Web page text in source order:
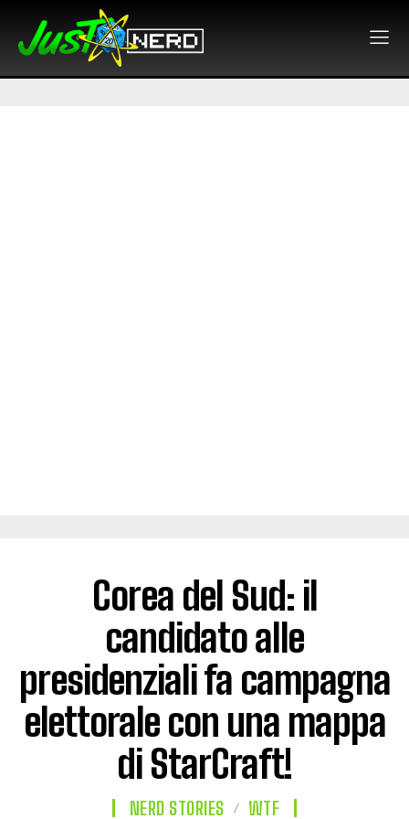
Corea del Sud: il
candidato alle
presidenziali fa campagna
elettorale con una mappa
di StarCraft!
NERD STORIES WTF